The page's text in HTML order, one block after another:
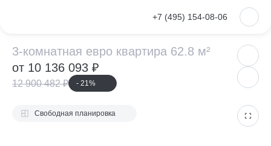
+7 (495) 154-08-06
3-комнатная
3-комнатная евро квартира 62.8 м²
от 10 136 093 ₽
12 900 482 ₽ - 21%
VKontakte
Свободная планировка